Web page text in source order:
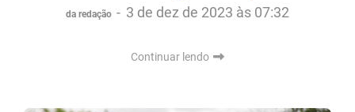
da redação - 3 de dez de 2023 às 07:32
Continuar lendo